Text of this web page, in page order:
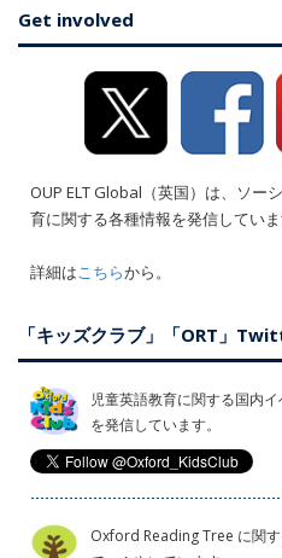
Get involved
OUP ELT Global（英国）は、ソー
育に関する各種情報を発信していま
詳細はこちらから。
「キッズクラブ」「ORT」
児童英語教育に関する国内
を発信しています。
Oxford Reading Tree に関